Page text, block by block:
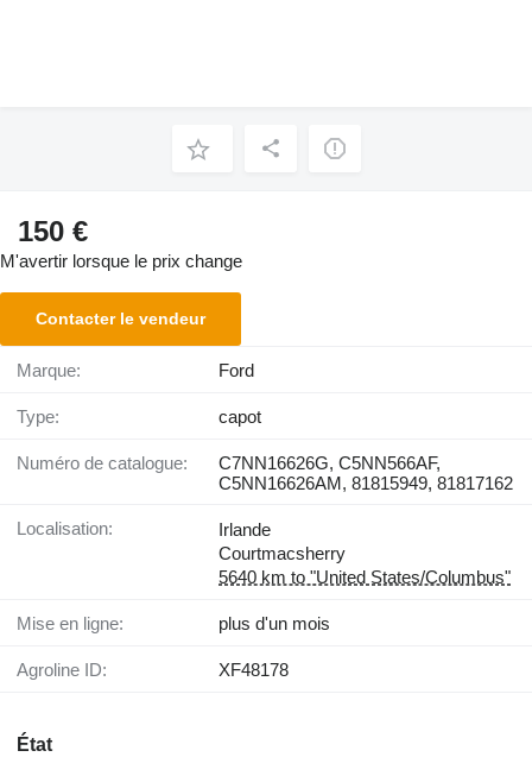
150 €
M'avertir lorsque le prix change
Contacter le vendeur
Marque: Ford
Type: capot
Numéro de catalogue:
C7NN16626G, C5NN566AF,
C5NN16626AM, 81815949, 81817162
Localisation:
Irlande
Courtmacsherry
5640 km to "United States/Columbus"
Mise en ligne: plus d'un mois
Agroline ID: XF48178
État